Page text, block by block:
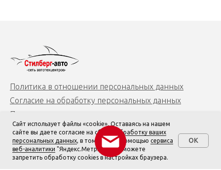
Политика в отношении персональных данных
Согласие на обработку персональных данных
Пользовательское соглашение
Согласие на обработку персональных данных с
помощью Яндекс.Метрика
Сайт использует файлы «cookie». Оставаясь на нашем
сайте вы даете согласие на сбор и
обработку ваших
персональных данных, в том числе с помощью сервиса
веб-аналитики "Яндекс.Метрика". Вы можете
запретить обработку cookies в настройках браузера.
OK
Позвонить